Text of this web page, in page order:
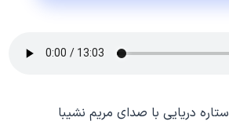
دریایی با صدای مریم نشیبا